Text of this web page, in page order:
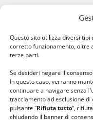
Questo sito utilizza diversi
corretto funzionamento, oltre
terze parti.
Se desideri negare il
In questo caso, verranno
continuare a navigare senza
tracciamento ad esclusione
pulsante “Rifiuta tutto”,
chiudendo il banner di